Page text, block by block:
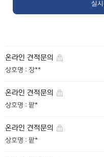
온라인 견적문의
상호명 : 장**
온라인 견적문의
상호명 : 팥*
온라인 견적문의
상호명 : 팥*